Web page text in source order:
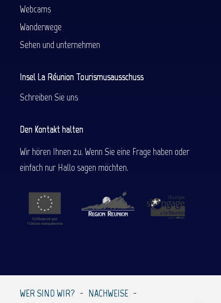
Webcams
Wanderwege
Sehen und unternehmen
Insel La Réunion Tourismusausschuss
Schreiben Sie uns
Den Kontakt halten
Wir hören Ihnen zu. Wenn Sie eine Frage haben oder
einfach nur Hallo sagen möchten.
WER SIND WIR?
NACHWEISE